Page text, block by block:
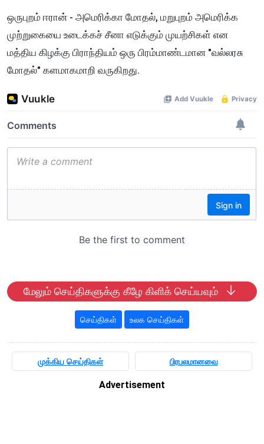
ஒருபுறம் ஈரான் - அமெரிக்கா மோதல், மறுபுறம் அமெரிக்க
முற்றுகையை உடைக்கச் சீனா எடுக்கும் முயற்சிகள் என
மத்திய கிழக்கு பிராந்தியம் ஒரு பிரம்மாண்டமான "வல்லரசு
மோதல்" களமாகமாறி வருகிறது.
மேலும் செய்திகளுக்கு கீழே கிளிக் செய்யவும்
செய்திகள் உலக செய்திகள்
முக்கிய செய்திகள் பிரபலமானவை
Advertisement